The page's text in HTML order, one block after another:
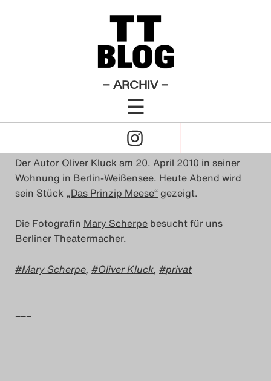
– ARCHIV –
☰
Click
to
Open
Naviagtion
2009
Das Theatertreffen-Blog
2010
Das Theatertreffen-Blog
2011
Das Theatertreffen-Blog
2012
Das Theatertreffen-Blog
2013
Theatertreffen-Blog 2010
Mary Scherpe
Der Autor Oliver Kluck am 20. April 2010 in seiner
Wohnung in Berlin-Weißensee. Heute Abend wird
sein Stück „Das Prinzip Meese“gezeigt.
Die Fotografin Mary Scherpe besucht für uns
Berliner Theatermacher.
Mary Scherpe, Oliver Kluck, privat
–––